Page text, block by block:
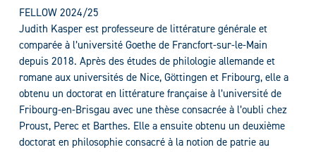
FELLOW 2024/25
Judith Kasper est professeure de littérature générale et
comparée à l’université Goethe de Francfort-sur-le-Main
depuis 2018. Après des études de philologie allemande et
romane aux universités de Nice, Göttingen et Fribourg, elle a
obtenu un doctorat en littérature française à l’université de
Fribourg-en-Brisgau avec une thèse consacrée à l’oubli chez
Proust, Perec et Barthes. Elle a ensuite obtenu un deuxième
doctorat en philosophie consacré à la notion de patrie au